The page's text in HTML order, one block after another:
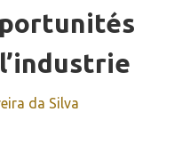
da Silva